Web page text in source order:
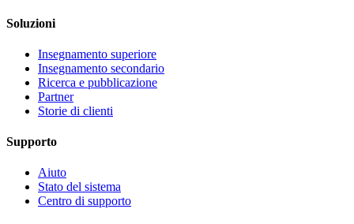
Soluzioni
Insegnamento superiore
Insegnamento secondario
Ricerca e pubblicazione
Partner
Storie di clienti
Supporto
Aiuto
Stato del sistema
Centro di supporto